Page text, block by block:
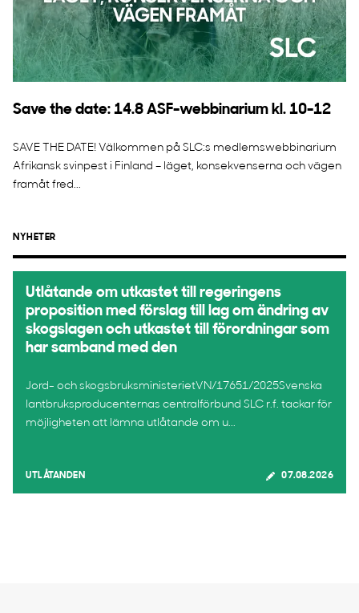
Save the date: 14.8 ASF-webbinarium kl. 10-12
SAVE THE DATE! Välkommen på SLC:s medlemswebbinarium
Afrikansk svinpest i Finland – läget, konsekvenserna och vägen
framåt fred...
NYHETER
Utlåtande om utkastet till regeringens
proposition med förslag till lag om ändring av
skogslagen och utkastet till förordningar som
har samband med den
Jord- och skogsbruksministerietVN/17651/2025Svenska
lantbruksproducenternas centralförbund SLC r.f. tackar för
möjligheten att lämna utlåtande om u...
UTLÅTANDEN 07.08.2026